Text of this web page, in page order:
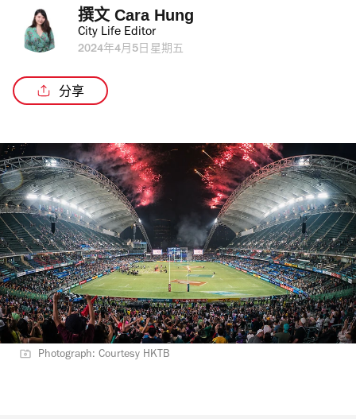
撰文 Cara Hung
City Life Editor
2024年4月5日星期五
分享
Photograph: Courtesy HKTB